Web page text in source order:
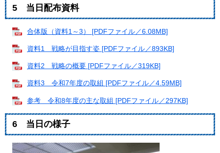
5 当日配布資料
合体版（資料1～3） [PDFファイル／6.08MB]
資料1 戦略が目指す姿 [PDFファイル／893KB]
資料2 戦略の概要 [PDFファイル／319KB]
資料3 令和7年度の取組 [PDFファイル／4.59MB]
参考 令和8年度の主な取組 [PDFファイル／297KB]
6 当日の様子